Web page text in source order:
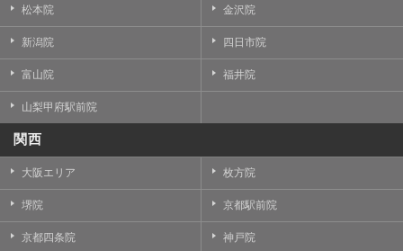
松本院 金沢院
新潟院 四日市院
富山院 福井院
山梨甲府駅前院
関西
大阪エリア 枚方院
堺院 京都駅前院
京都四条院 神戸院